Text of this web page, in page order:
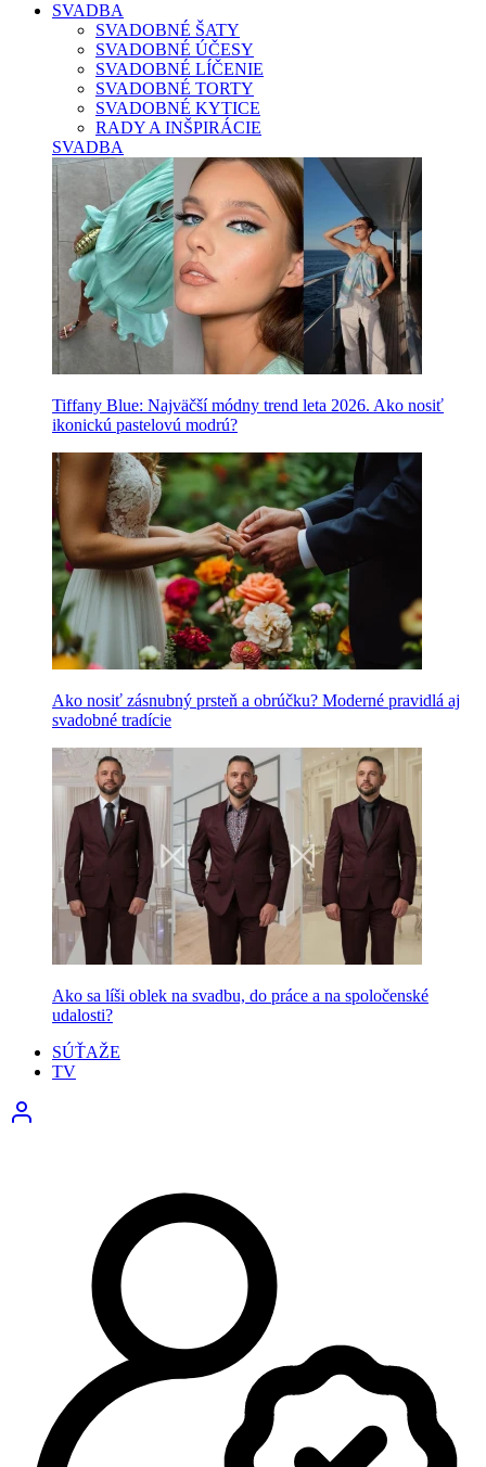
SVADBA
SVADOBNÉ ŠATY
SVADOBNÉ ÚČESY
SVADOBNÉ LÍČENIE
SVADOBNÉ TORTY
SVADOBNÉ KYTICE
RADY A INŠPIRÁCIE
SVADBA
Tiffany Blue: Najväčší módny trend leta 2026. Ako nosiť
ikonickú pastelovú modrú?
Ako nosiť zásnubný prsteň a obrúčku? Moderné pravidlá aj
svadobné tradície
Ako sa líši oblek na svadbu, do práce a na spoločenské
udalosti?
SÚŤAŽE
TV